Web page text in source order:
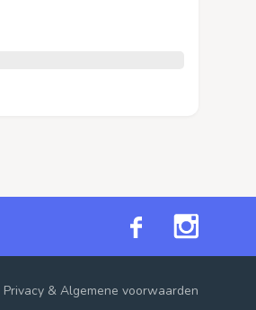
Privacy& Algemene voorwaarden